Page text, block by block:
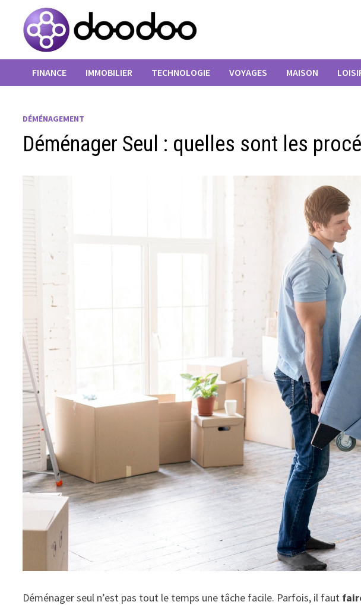
contenu
FINANCE IMMOBILIER TECHNOLOGIE VOYAGES MAISON
DÉMÉNAGEMENT
Déménager Seul : quelles sont les
Déménager seul n’est pas tout le temps une tâche facile. Parfois, il faut